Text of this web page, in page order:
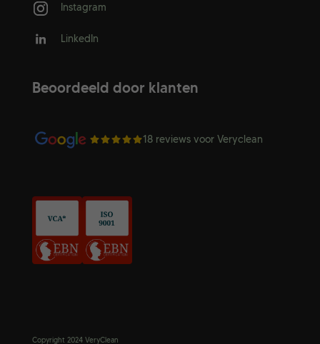
Instagram
LinkedIn
Beoordeeld door klanten
18 reviews voor Veryclean
Copyright 2024 VeryClean